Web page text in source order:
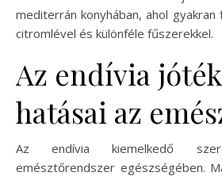
mediterrán konyhában, ahol gyakran
citromlével és különféle fűszerekkel.
Az endívia
hatásai az
Az endívia kiemelkedő
emésztőrendszer egészségében.